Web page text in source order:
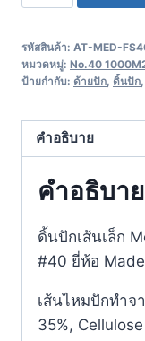
รหัสสินค้า: AT-MED-
หมวดหมู่: No.40
ป้ายกำกับ: ด้ายปัก ดิ้นปัก
คำอธิบาย
คำอธิบาย
ดิ้นปักเส้นเล็ก
#40 ยี่ห้อ
เส้นไหมปักทำจ
35%,